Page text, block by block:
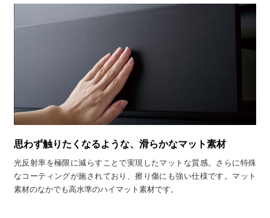
思わず触りたくなるような、滑らかなマット素材
光反射率を極限に減らすことで実現したマットな質感。さらに特殊
なコーティングが施されており、擦り傷にも強い仕様です。マット
素材のなかでも高水準のハイマット素材です。